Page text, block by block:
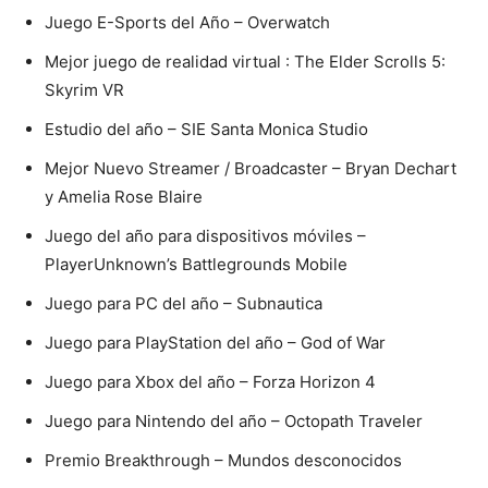
Juego E-Sports del Año – Overwatch
Mejor juego de realidad virtual : The Elder Scrolls 5:
Skyrim VR
Estudio del año – SIE Santa Monica Studio
Mejor Nuevo Streamer / Broadcaster – Bryan Dechart
y Amelia Rose Blaire
Juego del año para dispositivos móviles –
PlayerUnknown’s Battlegrounds Mobile
Juego para PC del año – Subnautica
Juego para PlayStation del año – God of War
Juego para Xbox del año – Forza Horizon 4
Juego para Nintendo del año – Octopath Traveler
Premio Breakthrough – Mundos desconocidos